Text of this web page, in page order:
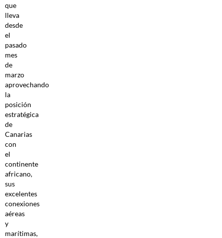
que
lleva
desde
el
pasado
mes
de
marzo
aprovechando
la
posición
estratégica
de
Canarias
con
el
continente
africano,
sus
excelentes
conexiones
aéreas
y
marítimas,